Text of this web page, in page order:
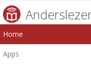
Home
Apps